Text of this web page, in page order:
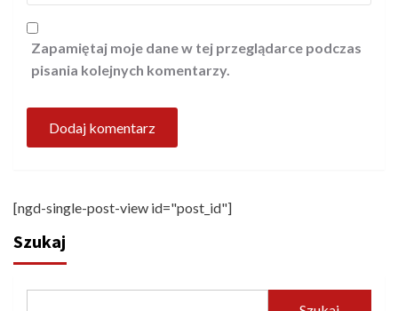
Zapamiętaj moje dane w tej przeglądarce podczas
pisania kolejnych komentarzy.
[ngd-single-post-view id="post_id"]
Szukaj